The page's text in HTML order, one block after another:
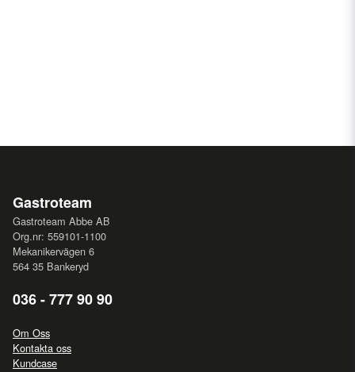
Gastroteam
Gastroteam Abbe AB
Org.nr: 559101-1100
Mekanikervägen 6
564 35 Bankeryd
036 - 777 90 90
Om Oss
Kontakta oss
Kundcase